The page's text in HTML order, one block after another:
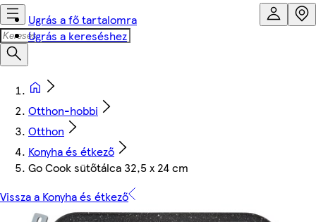
Ugrás a fő tartalomra
Ugrás a kereséshez
Otthon-hobbi
Otthon
Konyha és étkező
Go Cook sütőtálca 32,5 x 24 cm
Vissza a Konyha és étkező